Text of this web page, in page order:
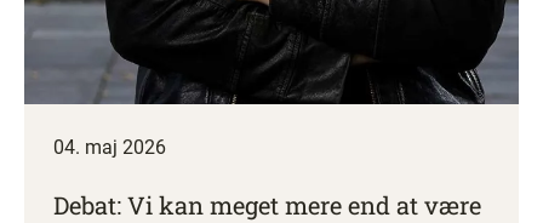
04. maj 2026
Debat: Vi kan meget mere end at være